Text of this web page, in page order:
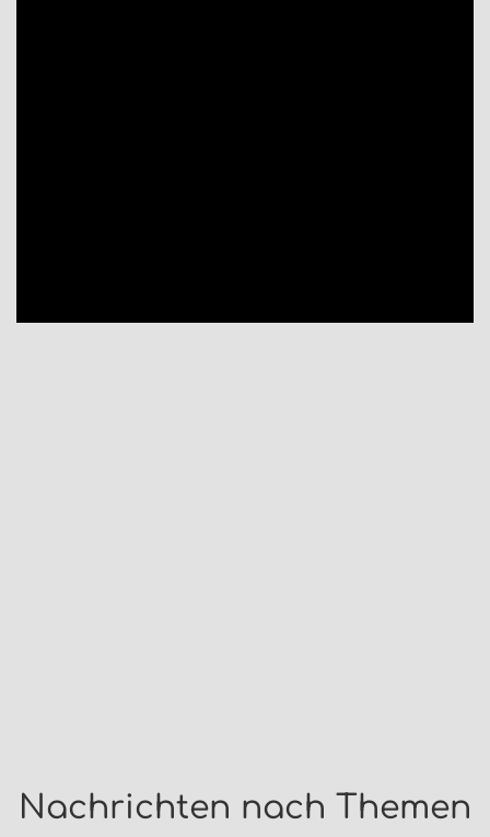
Nachrichten nach Themen